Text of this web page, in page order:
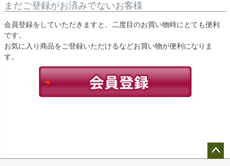
まだご登録がお済みでないお客様
会員登録をしていただきますと、二度目のお買い物時にとても便利
です。
お気に入り商品をご登録いただけるなどお買い物が便利になりま
す。